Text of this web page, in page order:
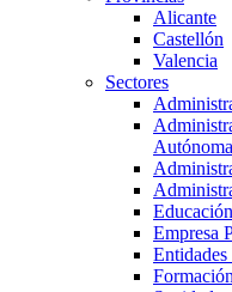
Alicante
Castellón
Valencia
Sectores
Educación
Empresa
Entidades
Formación